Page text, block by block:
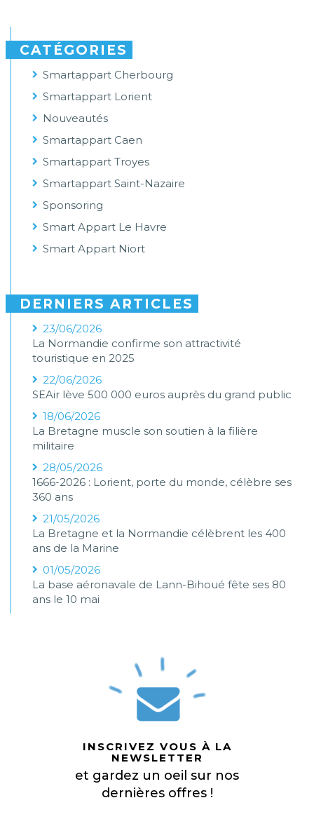
CATÉGORIES
Smartappart Cherbourg
Smartappart Lorient
Nouveautés
Smartappart Caen
Smartappart Troyes
Smartappart Saint-Nazaire
Sponsoring
Smart Appart Le Havre
Smart Appart Niort
DERNIERS ARTICLES
23/06/2026
La Normandie confirme son attractivité
touristique en 2025
22/06/2026
SEAir lève 500 000 euros auprès du grand public
18/06/2026
La Bretagne muscle son soutien à la filière
militaire
28/05/2026
1666-2026 : Lorient, porte du monde, célèbre ses
360 ans
21/05/2026
La Bretagne et la Normandie célèbrent les 400
ans de la Marine
01/05/2026
La base aéronavale de Lann-Bihoué fête ses 80
ans le 10 mai
INSCRIVEZ VOUS À LA
NEWSLETTER
et gardez un oeil sur nos
dernières offres !